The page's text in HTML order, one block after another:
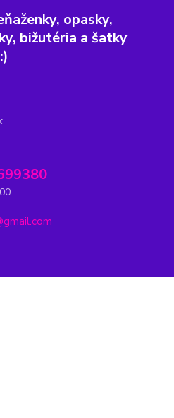
opasky,
bižutéria a šatky